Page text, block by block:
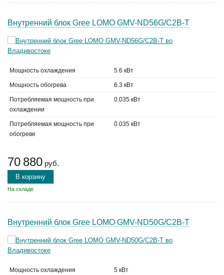
Внутренний блок Gree LOMO GMV-ND56G/C2B-T
Мощность охлаждения 5.6 кВт
Мощность обогрева 6.3 кВт
Потребляемая мощность при
охлаждении
0.035 кВт
Потребляемая мощность при
обогреве
0.035 кВт
70 880 руб.
В корзину
На складе
Внутренний блок Gree LOMO GMV-ND50G/C2B-T
Мощность охлаждения 5 кВт